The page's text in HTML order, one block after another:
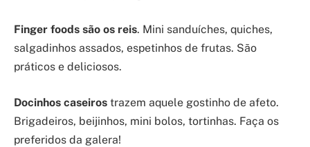
Finger foods são os reis. Mini sanduíches, quiches,
salgadinhos assados, espetinhos de frutas. São
práticos e deliciosos.
Docinhos caseiros trazem aquele gostinho de afeto.
Brigadeiros, beijinhos, mini bolos, tortinhas. Faça os
preferidos da galera!